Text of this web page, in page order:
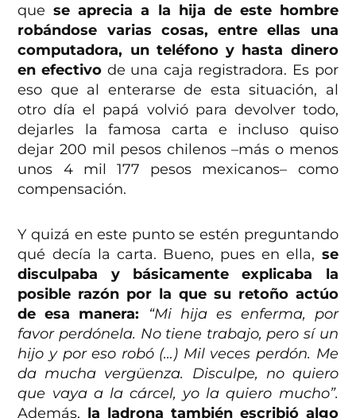
quese aprecia a la hija de este hombre
robándose varias cosas, entre ellas una
computadora, un teléfono y hasta dinero
en efectivo de una caja registradora. Es por
eso que al enterarse de esta situación, al
otro día el papá volvió para devolver todo,
dejarles la famosa carta e incluso quiso
dejar 200 mil pesos chilenos –más o menos
unos 4 mil 177 pesos mexicanos– como
compensación.
Y quizá en este punto se estén preguntando
qué decía la carta. Bueno, pues en ella, se
disculpaba y básicamente explicaba la
posible razón por la que su retoño actúo
de esa manera:
“Mi hija es enferma, por
favor perdónela. No tiene trabajo, pero sí un
hijo y por eso robó (…) Mil veces perdón. Me
da mucha vergüenza. Disculpe, no quiero
que vaya a la cárcel, yo la quiero mucho”.
Además, la ladrona también escribió algo